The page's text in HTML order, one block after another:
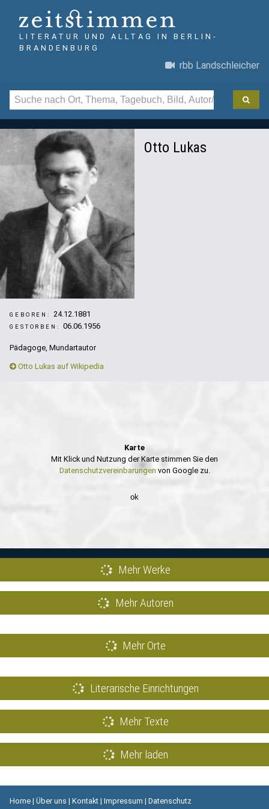
LITERATUR UND ALLTAG IN BERLIN-
BRANDENBURG
rbb Landschleicher
Otto Lukas
GEBOREN: 24.12.1881
GESTORBEN: 06.06.1956
Pädagoge, Mundartautor
Otto Lukas auf Wikipedia
Karte
Mit Klick und Nutzung der Karte stimmen Sie den
Datenschutzvereinbarungen von Google zu.
ok
Mehr Werke
Mehr Autoren
Mehr Orte
Literarische Einrichtungen
Mehr Texte
Mehr laden
Home | Über uns | Kontakt | Impressum | Datenschutz